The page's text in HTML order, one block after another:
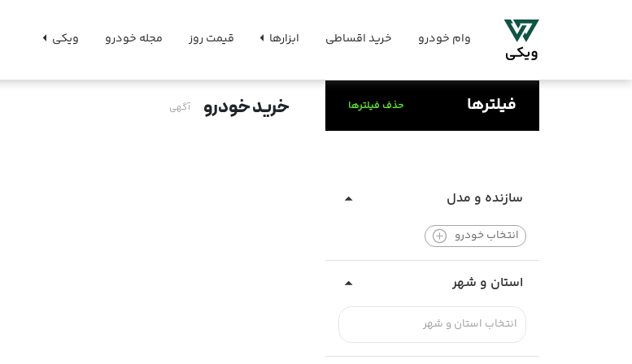
وام خودرو خرید اقساطی ابزارها قیمت روز مجله خودرو ویکی
فیلترها حذف فیلترها
سازنده و مدل
انتخاب خودرو
استان و شهر
انتخاب استان و شهر
خرید خودرو آگهی